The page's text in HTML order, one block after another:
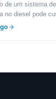
de um sistema
no diesel pode